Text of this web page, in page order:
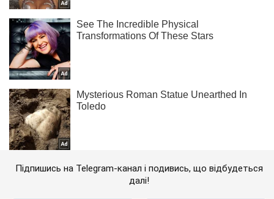
Підпишись на Telegram-канал і подивись, що відбудеться
далі!